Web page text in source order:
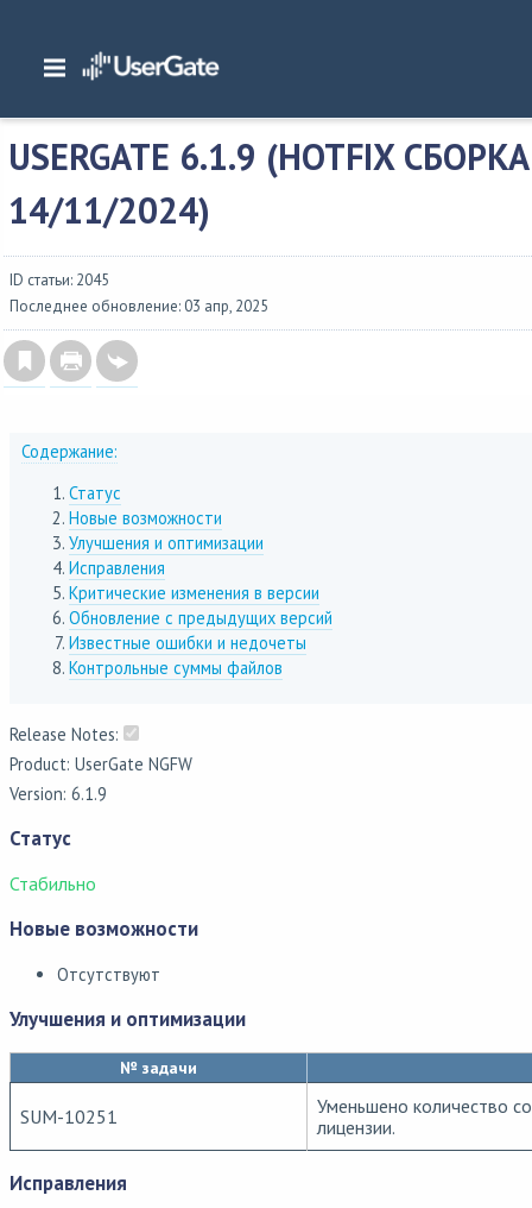
Главная/ Описание версий/UserGate 6.x
USERGATE 6.1.9 (HOTFIX
14/11/2024)
ID статьи: 2045
Последнее обновление: 03 апр, 2025
Содержание:
Статус
Новые возможности
Улучшения и оптимизации
Исправления
Критические изменения в версии
Обновление с предыдущих версий
Известные ошибки и недочеты
Контрольные суммы файлов
Release Notes:
Product: UserGate NGFW
Version: 6.1.9
Статус
Стабильно
Новые возможности
Отсутствуют
Улучшения и оптимизации
№ задачи
SUM-10251
Уменьшено количество
лицензии.
Исправления